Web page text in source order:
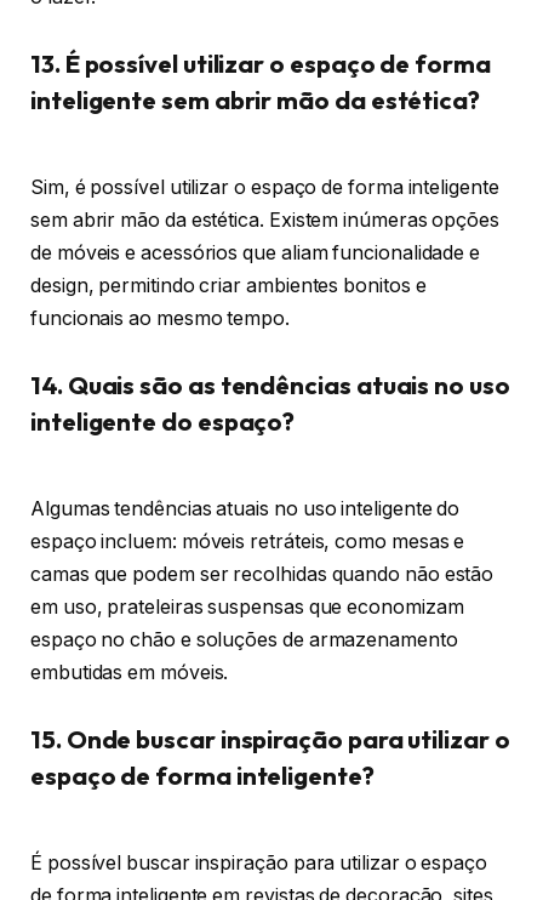
13. É possível utilizar o espaço de forma
inteligente sem abrir mão da estética?
Sim, é possível utilizar o espaço de forma inteligente
sem abrir mão da estética. Existem inúmeras opções
de móveis e acessórios que aliam funcionalidade e
design, permitindo criar ambientes bonitos e
funcionais ao mesmo tempo.
14. Quais são as tendências atuais no uso
inteligente do espaço?
Algumas tendências atuais no uso inteligente do
espaço incluem: móveis retráteis, como mesas e
camas que podem ser recolhidas quando não estão
em uso, prateleiras suspensas que economizam
espaço no chão e soluções de armazenamento
embutidas em móveis.
15. Onde buscar inspiração para utilizar o
espaço de forma inteligente?
É possível buscar inspiração para utilizar o espaço
de forma inteligente em revistas de decoração, sites